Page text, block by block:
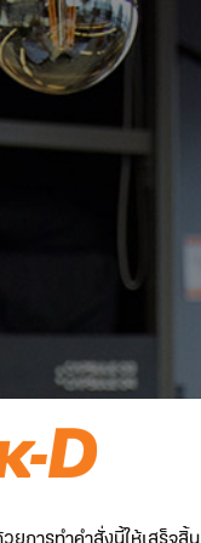
การทำคำสั่งนี้ให้เสร็จสิ้น